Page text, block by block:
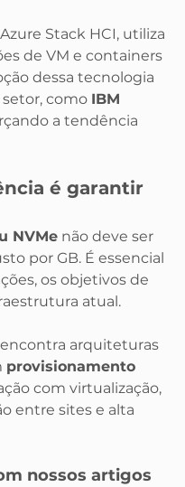
Stack HCI, utiliza
de VM e containers
dessa tecnologia
como IBM
a tendência
é garantir
NVMe não deve ser
por GB. É essencial
os objetivos de
atual.
encontra arquiteturas
provisionamento
com virtualização,
entre sites e alta
nossos artigos